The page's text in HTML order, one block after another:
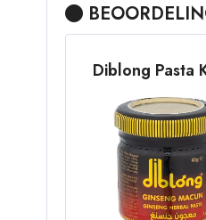
Diblong Pasta